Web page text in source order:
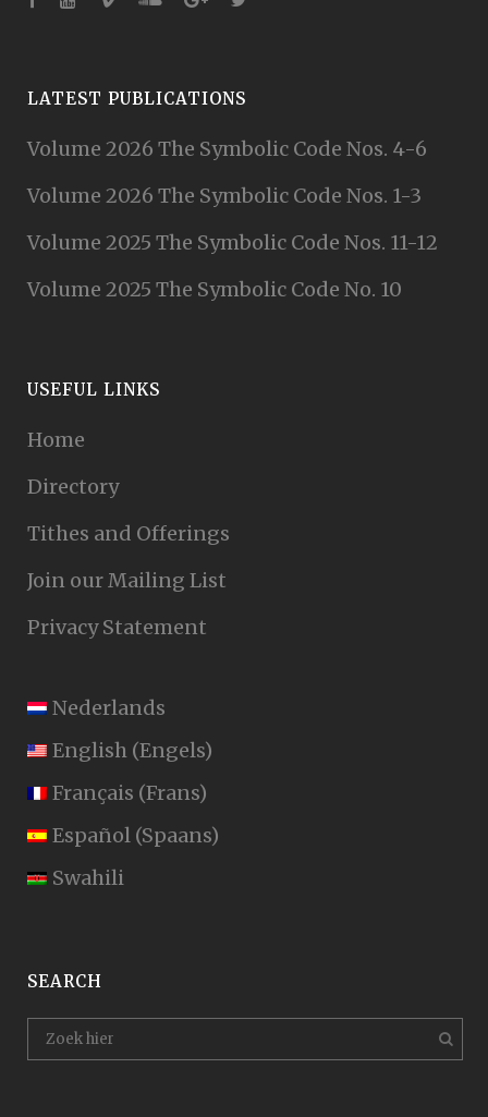
LATEST PUBLICATIONS
Volume 2026 The Symbolic Code Nos. 4-6
Volume 2026 The Symbolic Code Nos. 1-3
Volume 2025 The Symbolic Code Nos. 11-12
Volume 2025 The Symbolic Code No. 10
USEFUL LINKS
Home
Directory
Tithes and Offerings
Join our Mailing List
Privacy Statement
Nederlands
English (Engels)
Français (Frans)
Español (Spaans)
Swahili
SEARCH